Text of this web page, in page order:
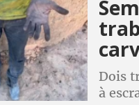
Dois
à